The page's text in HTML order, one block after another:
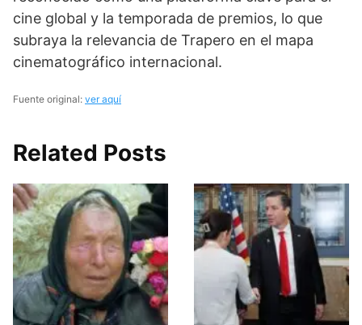
cine global y la temporada de premios, lo que
subraya la relevancia de Trapero en el mapa
cinematográfico internacional.
Fuente original: ver aquí
Related Posts